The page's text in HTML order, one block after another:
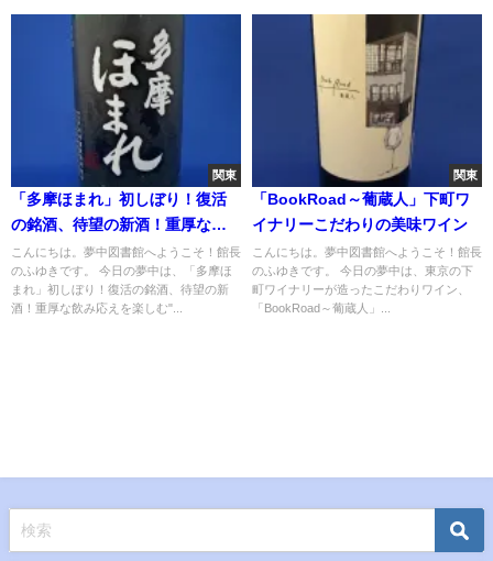
関東
「多摩ほまれ」初しぼり！復活
の銘酒、待望の新酒！重厚な飲
み応えを楽しむ"しぼりたて生
酒"
こんにちは。夢中図書館へようこそ！館長
のふゆきです。 今日の夢中は、「多摩ほ
まれ」初しぼり！復活の銘酒、待望の新
酒！重厚な飲み応えを楽しむ"...
関東
「BookRoad～葡蔵人」下町ワ
イナリーこだわりの美味ワイン
こんにちは。夢中図書館へようこそ！館長
のふゆきです。 今日の夢中は、東京の下
町ワイナリーが造ったこだわりワイン、
「BookRoad～葡蔵人」...